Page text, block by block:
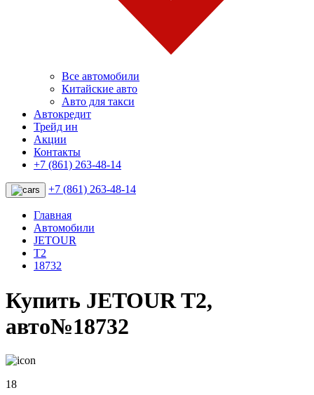
Все автомобили
Китайские авто
Авто для такси
Автокредит
Трейд ин
Акции
Контакты
+7 (861) 263-48-14
+7 (861) 263-48-14
Главная
Автомобили
JETOUR
T2
18732
Купить JETOUR T2,
авто№18732
18